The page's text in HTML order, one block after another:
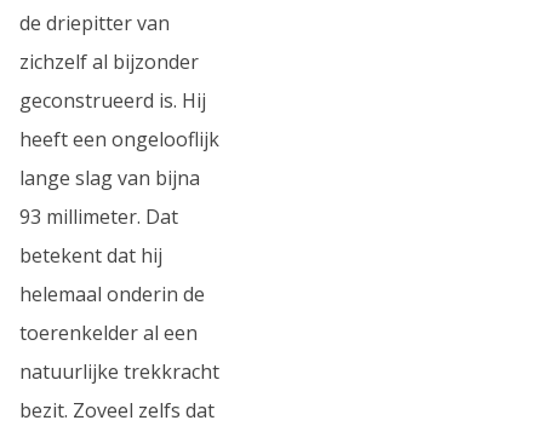
de driepitter van
zichzelf al bijzonder
geconstrueerd is. Hij
heeft een ongelooflijk
lange slag van bijna
93 millimeter. Dat
betekent dat hij
helemaal onderin de
toerenkelder al een
natuurlijke trekkracht
bezit. Zoveel zelfs dat